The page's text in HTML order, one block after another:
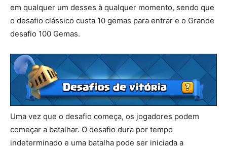
em qualquer um desses à qualquer momento, sendo que
o desafio clássico custa 10 gemas para entrar e o Grande
desafio 100 Gemas.
Uma vez que o desafio começa, os jogadores podem
começar a batalhar. O desafio dura por tempo
indeterminado e uma batalha pode ser iniciada a